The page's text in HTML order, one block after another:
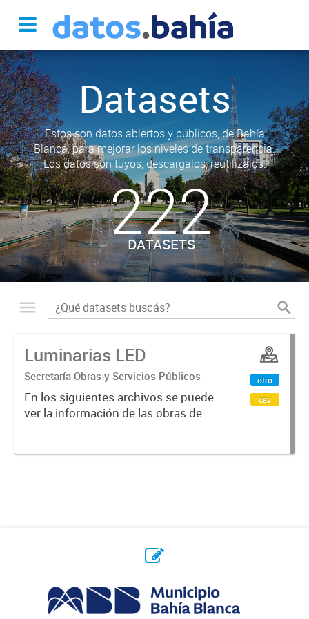
Datasets
Estos son datos abiertos y públicos, de Bahía
Blanca, para mejorar los niveles de transparencia.
Los datos son tuyos, descargalos, reutilizalos.
222
DATASETS
Luminarias LED
Secretaría Obras y Servicios Públicos
En los siguientes archivos se puede
ver la información de las obras de
años 2017 y 2023 .
otro
csv